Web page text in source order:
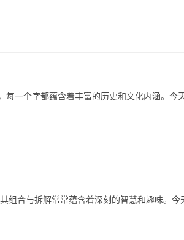
个字都蕴含着丰富的历史和文化内涵。今
与拆解常常蕴含着深刻的智慧和趣味。今